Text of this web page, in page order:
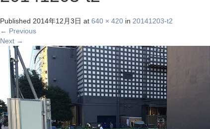
Published 2014年12月3日 at 640 × 420 in 20141203-t2
← Previous
Next →